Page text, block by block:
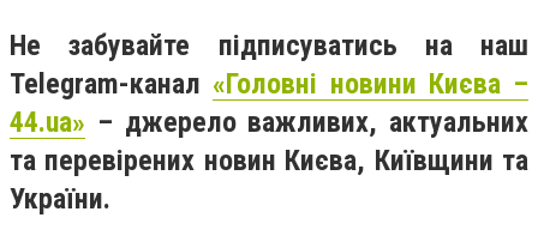
Не забувайте підписуватись на наш
Telegram-канал «Головні новини Києва –
44.ua» – джерело важливих, актуальних
та перевірених новин Києва, Київщини та
України.